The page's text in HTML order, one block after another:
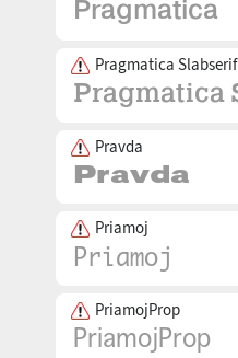
Pragmatica Slabserif
Pravda
Priamoj
PriamojProp